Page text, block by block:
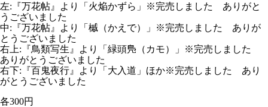
左:『万花帖』より「火焔かずら」※完売しました ありがと
うございました
中:『万花帖』より「槭（かえで）」※完売しました ありが
とうございました
右上:『鳥類写生』より「緑頭鳬（カモ）」※完売しました
ありがとうございました
右下:『百鬼夜行』より「大入道」ほか※完売しました あり
がとうございました
各300円